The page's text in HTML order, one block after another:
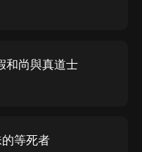
人生道理：
現罷了。。。（這些美女
和尚與真道士
等死者